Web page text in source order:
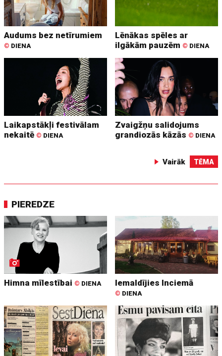
Audums bez netīrumiem
© DIENA
Lēnākas spēles ar
ilgākām pauzēm © DIENA
Laikapstākļi festivālam
nekaitē © DIENA
Zvaigžņu salidojums
grandiozās kāzās © DIENA
Vairāk TĒMA
PIEREDZE
Himna mīlestībai © DIENA Iemaldījies Inciemā
© DIENA